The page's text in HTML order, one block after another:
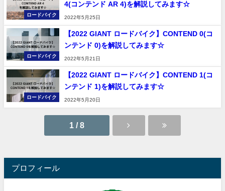
ロードバイク
4(コンテンド AR 4)を解説してみます☆
2022年5月25日
ロードバイク
【2022 GIANT ロードバイク】CONTEND 0(コ
ンテンド 0)を解説してみます☆
2022年5月21日
ロードバイク
【2022 GIANT ロードバイク】CONTEND 1(コ
ンテンド 1)を解説してみます☆
2022年5月20日
1 / 8
プロフィール